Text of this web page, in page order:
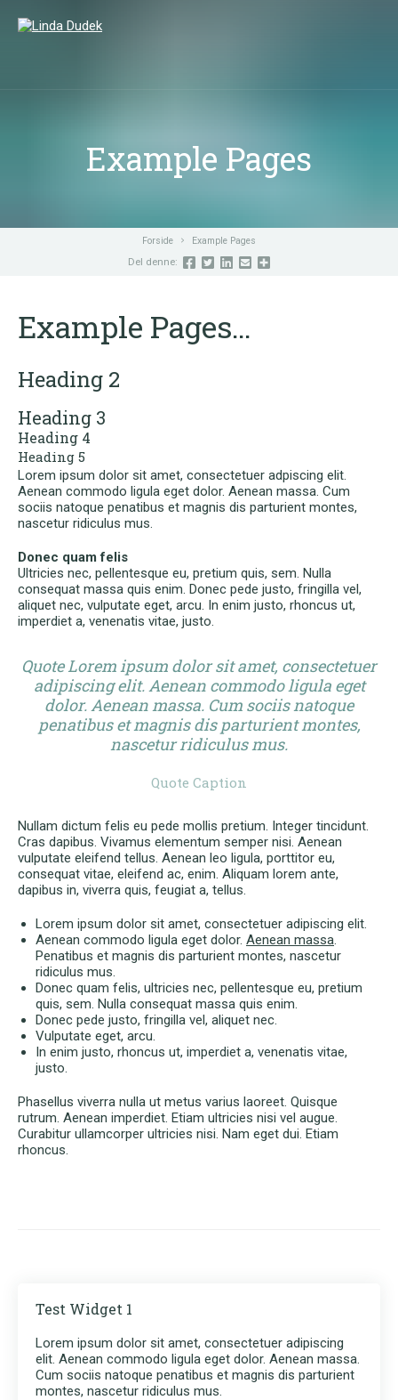
Example Pages
Forside
Example Pages
Del denne:
Example Pages…
Heading 2
Heading 3
Heading 4
Heading 5
Lorem ipsum dolor sit amet, consectetuer adpiscing elit.
Aenean commodo ligula eget dolor. Aenean massa. Cum
sociis natoque penatibus et magnis dis parturient montes,
nascetur ridiculus mus.
Donec quam felis
Ultricies nec, pellentesque eu, pretium quis, sem. Nulla
consequat massa quis enim. Donec pede justo, fringilla vel,
aliquet nec, vulputate eget, arcu. In enim justo, rhoncus ut,
imperdiet a, venenatis vitae, justo.
Quote Lorem ipsum dolor sit amet, consectetuer
adipiscing elit. Aenean commodo ligula eget
dolor. Aenean massa. Cum sociis natoque
penatibus et magnis dis parturient montes,
nascetur ridiculus mus.
Quote Caption
Nullam dictum felis eu pede mollis pretium. Integer tincidunt.
Cras dapibus. Vivamus elementum semper nisi. Aenean
vulputate eleifend tellus. Aenean leo ligula, porttitor eu,
consequat vitae, eleifend ac, enim. Aliquam lorem ante,
dapibus in, viverra quis, feugiat a, tellus.
Lorem ipsum dolor sit amet, consectetuer adipiscing elit.
Aenean commodo ligula eget dolor. Aenean massa.
Penatibus et magnis dis parturient montes, nascetur
ridiculus mus.
Donec quam felis, ultricies nec, pellentesque eu, pretium
quis, sem. Nulla consequat massa quis enim.
Donec pede justo, fringilla vel, aliquet nec.
Vulputate eget, arcu.
In enim justo, rhoncus ut, imperdiet a, venenatis vitae,
justo.
Phasellus viverra nulla ut metus varius laoreet. Quisque
rutrum. Aenean imperdiet. Etiam ultricies nisi vel augue.
Curabitur ullamcorper ultricies nisi. Nam eget dui. Etiam
rhoncus.
Test Widget 1
Lorem ipsum dolor sit amet, consectetuer adipiscing
elit. Aenean commodo ligula eget dolor. Aenean massa.
Cum sociis natoque penatibus et magnis dis parturient
montes, nascetur ridiculus mus.